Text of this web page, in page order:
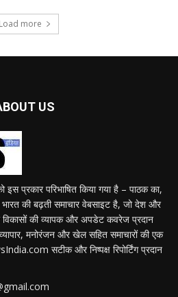
Load more
US
प्रकार परिभाषित किया गया है – पाठक का,
की बढ़ती समाचार वेबसाइट है, जो देश और
की व्यापक और अपडेट कवरेज प्रदान
मनोरंजन और खेल सहित समाचारों की एक
सटीक और निष्पक्ष रिपोर्टिंग प्रदान